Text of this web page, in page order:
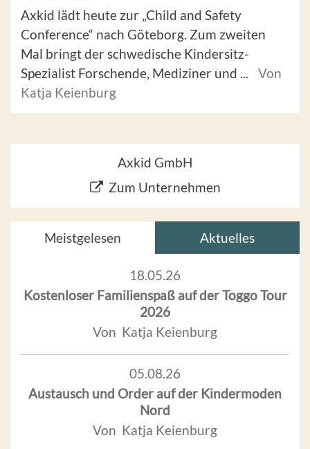
Axkid lädt heute zur „Child and Safety
Conference“ nach Göteborg. Zum zweiten
Mal bringt der schwedische Kindersitz-
Spezialist Forschende, Mediziner und ...
Von
Katja Keienburg
Axkid GmbH
Zum Unternehmen
Meistgelesen Aktuelles
18.05.26
Kostenloser Familienspaß auf der Toggo Tour
2026
Von Katja Keienburg
05.08.26
Austausch und Order auf der Kindermoden
Nord
Von Katja Keienburg